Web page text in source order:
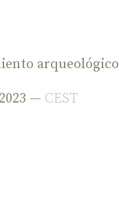
arqueológico
— CEST